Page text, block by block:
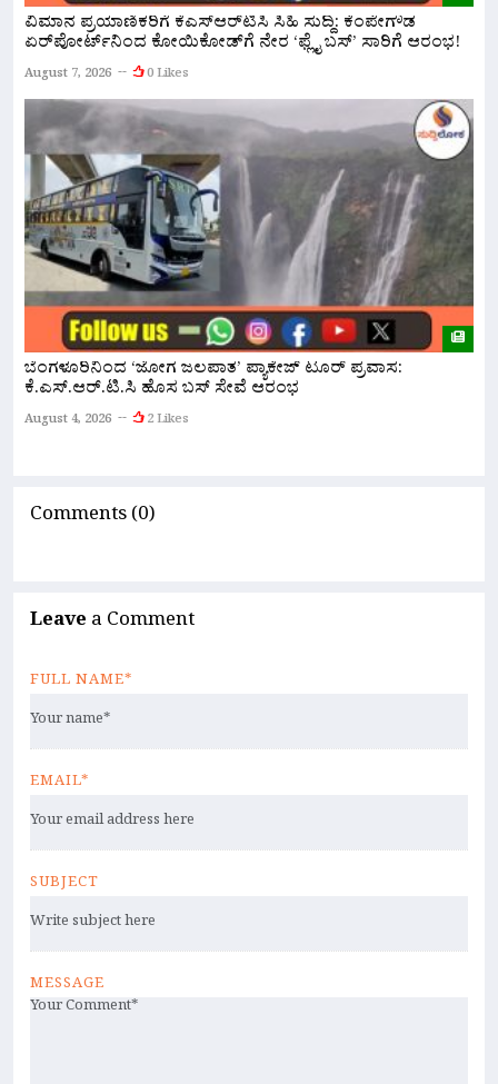
ವಿಮಾನ ಪ್ರಯಾಣಿಕರಿಗೆ ಕೆಎಸ್‌ಆರ್‌ಟಿಸಿ ಸಿಹಿ ಸುದ್ದಿ: ಕೆಂಪೇಗೌಡ
ಏರ್‌ಪೋರ್ಟ್‌ನಿಂದ ಕೋಯಿಕೋಡ್‌ಗೆ ನೇರ ‘ಫ್ಲೈ ಬಸ್’ ಸಾರಿಗೆ ಆರಂಭ!
August 7, 2026 0 Likes
ಬೆಂಗಳೂರಿನಿಂದ ‘ಜೋಗ ಜಲಪಾತ’ ಪ್ಯಾಕೇಜ್ ಟೂರ್ ಪ್ರವಾಸ:
ಕೆ.ಎಸ್.ಆರ್.ಟಿ.ಸಿ ಹೊಸ ಬಸ್ ಸೇವೆ ಆರಂಭ
August 4, 2026 2 Likes
Comments (0)
Leave a Comment
FULL NAME*
EMAIL*
SUBJECT
MESSAGE